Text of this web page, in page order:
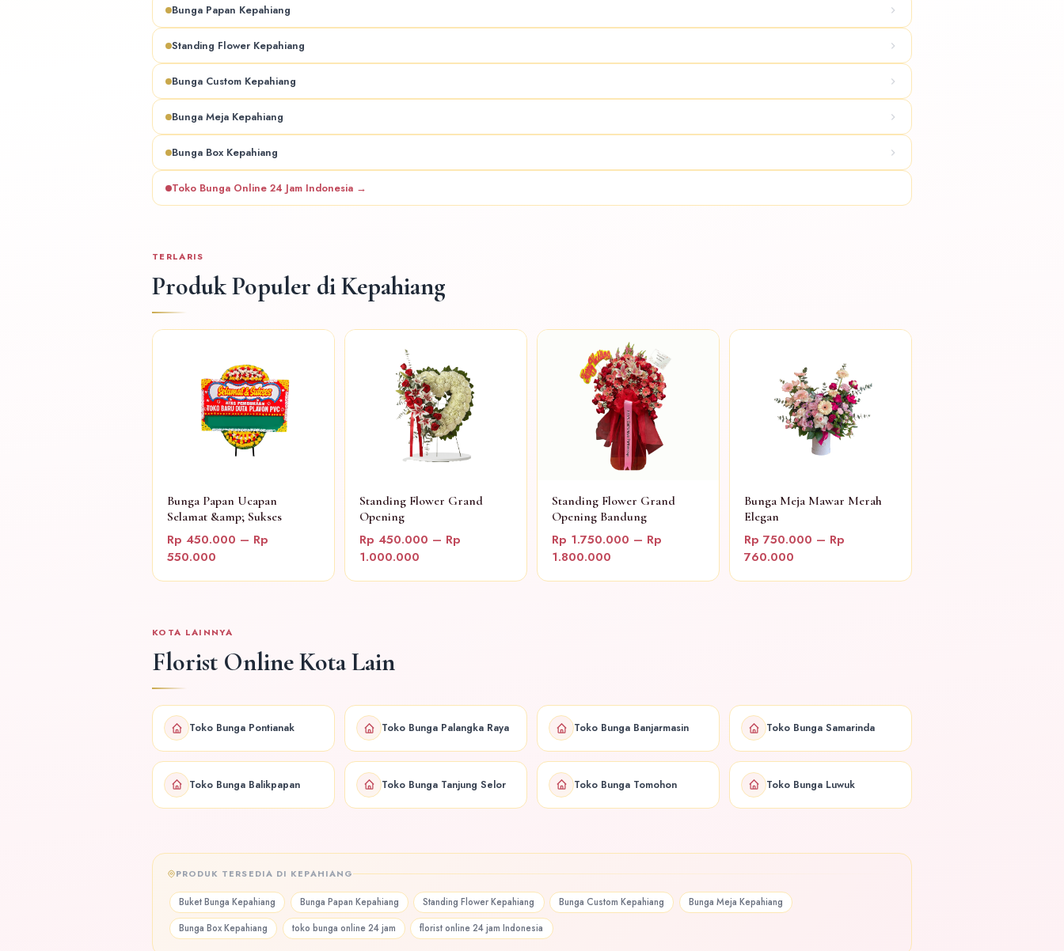
Bunga Papan Kepahiang
Standing Flower Kepahiang
Bunga Custom Kepahiang
Bunga Meja Kepahiang
Bunga Box Kepahiang
Toko Bunga Online 24 Jam Indonesia →
TERLARIS
Produk Populer di Kepahiang
Bunga Papan Ucapan
Selamat &amp; Sukses
Rp 450.000 – Rp
550.000
Standing Flower Grand
Opening
Rp 450.000 – Rp
1.000.000
Standing Flower Grand
Opening Bandung
Rp 1.750.000 – Rp
1.800.000
Bunga Meja Mawar Merah
Elegan
Rp 750.000 – Rp
760.000
KOTA LAINNYA
Florist Online Kota Lain
Toko Bunga Pontianak Toko Bunga Palangka Raya Toko Bunga Banjarmasin Toko Bunga Samarinda
Toko Bunga Balikpapan Toko Bunga Tanjung Selor Toko Bunga Tomohon Toko Bunga Luwuk
PRODUK TERSEDIA DI KEPAHIANG
Buket Bunga Kepahiang Bunga Papan Kepahiang Standing Flower Kepahiang Bunga Custom Kepahiang Bunga Meja Kepahiang
Bunga Box Kepahiang toko bunga online 24 jam florist online 24 jam Indonesia